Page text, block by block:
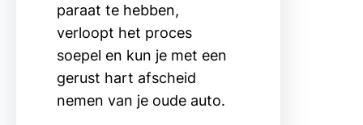
paraat te hebben,
verloopt het proces
soepel en kun je met een
gerust hart afscheid
nemen van je oude auto.